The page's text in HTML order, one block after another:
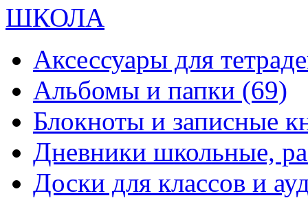
ШКОЛА
Аксессуары для
Альбомы и папки (69)
Блокноты и записные
Дневники школьные,
Доски для классов и